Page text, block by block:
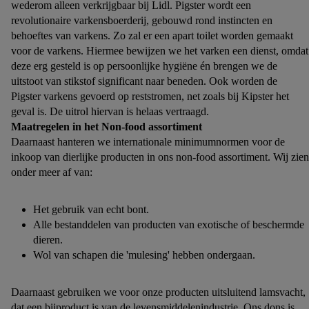
wederom alleen verkrijgbaar bij Lidl. Pigster wordt een
revolutionaire varkensboerderij, gebouwd rond instincten en
behoeftes van varkens. Zo zal er een apart toilet worden gemaakt
voor de varkens. Hiermee bewijzen we het varken een dienst, omdat
deze erg gesteld is op persoonlijke hygiëne én brengen we de
uitstoot van stikstof significant naar beneden. Ook worden de
Pigster varkens gevoerd op reststromen, net zoals bij Kipster het
geval is. De uitrol hiervan is helaas vertraagd.
Maatregelen in het Non-food assortiment
Daarnaast hanteren we internationale minimumnormen voor de
inkoop van dierlijke producten in ons non-food assortiment. Wij zien
onder meer af van:
Het gebruik van echt bont.
Alle bestanddelen van producten van exotische of beschermde
dieren.
Wol van schapen die 'mulesing' hebben ondergaan.
Daarnaast gebruiken we voor onze producten uitsluitend lamsvacht,
die door Criteo S.A. aan jou zijn toegewezen.
Als je hiervoor toestemming geeft, dan kunnen retargeting
advertenties worden weergegeven voor producten waarin je
eerder interesse hebt getoond (bijvoorbeeld door het product in
een winkelmandje van een online winkel te plaatsen maar het
niet te kopen). De retargeting advertenties kunnen op
verschillende eindapparaten en binnen verschillende Lidl-
diensten worden weergegeven, als verschillende
eindapparaten en Lidl-diensten, met behulp van jouw gehashte
e-mailadres en met eventuele andere identifiers of met
identifiers waarover Criteo S.A. beschikt, aan jou kunnen
Onder "Aanpassen" kun je aangeven met welke cookies en
vergelijkbare technieken en met welke verwerkingsdoeleinden
je instemt. Verder kan je er meer informatie vinden over de
gegevensverwerking.
enkel technisch noodzakelijke cookies en vergelijkbare